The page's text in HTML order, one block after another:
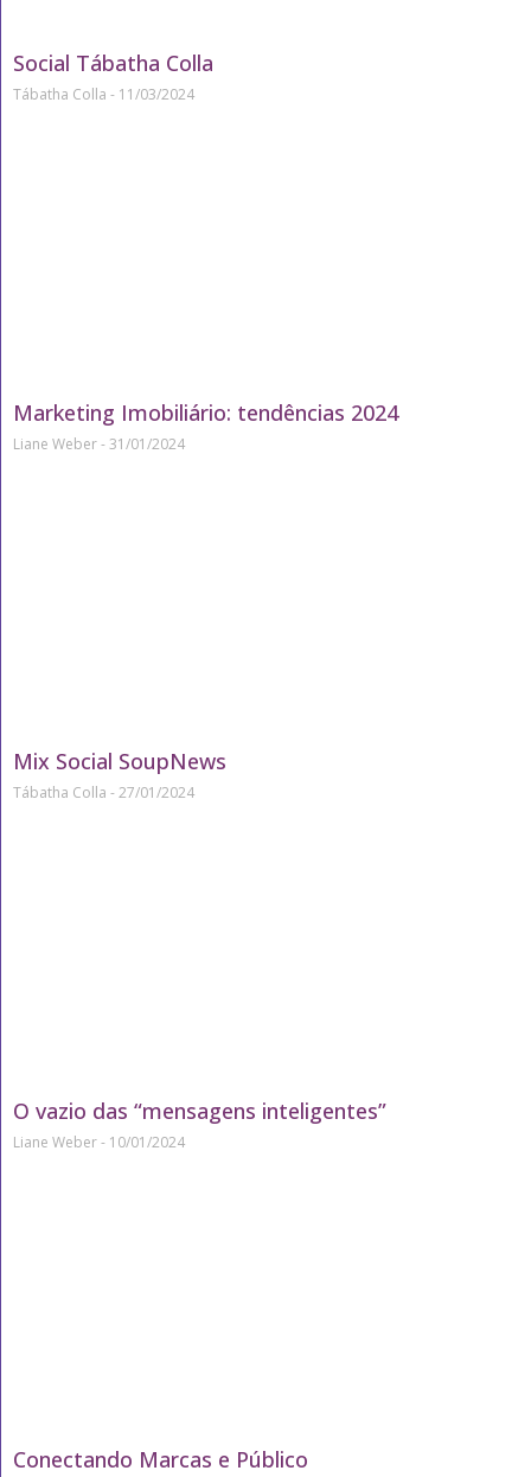
Social Tábatha Colla
Tábatha Colla 11/03/2024
Marketing Imobiliário: tendências 2024
Liane Weber 31/01/2024
Mix Social SoupNews
Tábatha Colla 27/01/2024
O vazio das “mensagens inteligentes”
Liane Weber 10/01/2024
Conectando Marcas e Público